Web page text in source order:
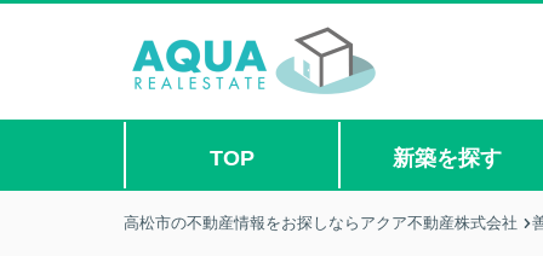
TOP 新築を探す
高松市の不動産情報をお探しならアクア不動産株式会社